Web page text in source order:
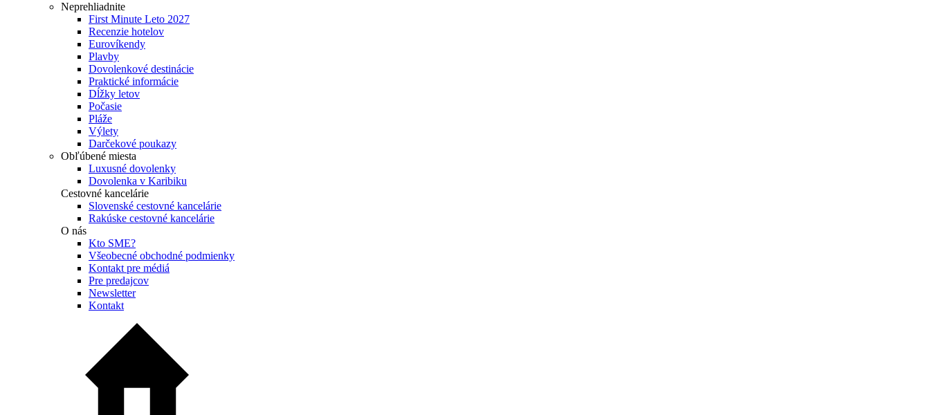
Neprehliadnite
First Minute Leto 2027
Recenzie hotelov
Eurovíkendy
Plavby
Dovolenkové destinácie
Praktické informácie
Dĺžky letov
Počasie
Pláže
Výlety
Darčekové poukazy
Obľúbené miesta
Luxusné dovolenky
Dovolenka v Karibiku
Cestovné kancelárie
Slovenské cestovné kancelárie
Rakúske cestovné kancelárie
O nás
Kto SME?
Všeobecné obchodné podmienky
Kontakt pre médiá
Pre predajcov
Newsletter
Kontakt